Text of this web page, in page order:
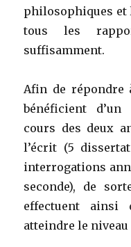
philosophiques et
tous les
suffisamment.
Afin de répondre
bénéficient
cours des deux
l’écrit (5
interrogations
seconde), de
effectuent ainsi
atteindre le